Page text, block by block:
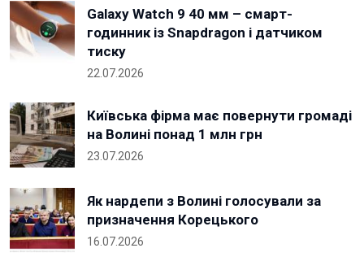
Galaxy Watch 9 40 мм – смарт-
годинник із Snapdragon і датчиком
тиску
22.07.2026
Київська фірма має повернути громаді
на Волині понад 1 млн грн
23.07.2026
Як нардепи з Волині голосували за
призначення Корецького
16.07.2026